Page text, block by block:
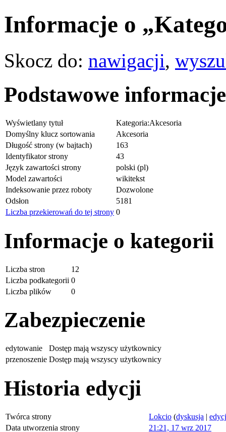
Informacje o
Skocz do: nawigacji,
Podstawowe informacje
Wyświetlany tytuł
Kategoria:Akcesoria
Domyślny klucz sortowania
Akcesoria
Długość strony (w bajtach)
163
Identyfikator strony
43
Język zawartości strony
polski (pl)
Model zawartości
wikitekst
Indeksowanie przez roboty
Dozwolone
Odsłon
5181
Liczba przekierowań do tej strony 0
Informacje o kategorii
Liczba stron
12
Liczba podkategorii 0
Liczba plików
0
Zabezpieczenie
edytowanie
Dostęp mają wszyscy użytkownicy
przenoszenie Dostęp mają wszyscy użytkownicy
Historia edycji
Twórca strony Lokcio (dyskusja |
Data utworzenia strony
21:21, 17 wrz 2017